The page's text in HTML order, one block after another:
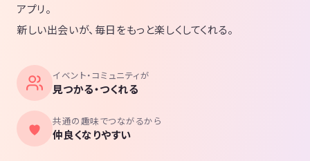
アプリ。
新しい出会いが、毎日をもっと楽しくしてくれる。
イベント・コミュニティが
見つかる・つくれる
共通の趣味でつながるから
仲良くなりやすい